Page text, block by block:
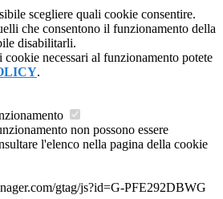
scegliere quali cookie consentire.
che consentono il funzionamento della
disabilitarli.
cookie necessari al funzionamento potete
.
non possono essere
l'elenco nella pagina della cookie
gtag/js?id=G-PFE292DBWG